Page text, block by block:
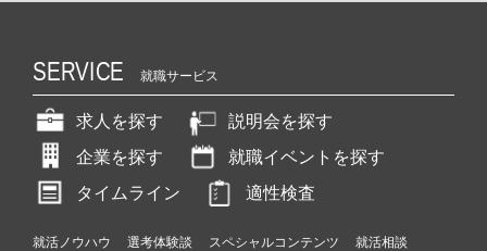
SERVICE 就職サービス
求人を探す
説明会を探す
企業を探す
就職イベントを探す
タイムライン
適性検査
就活ノウハウ 選考体験談 スペシャルコンテンツ
就活相談